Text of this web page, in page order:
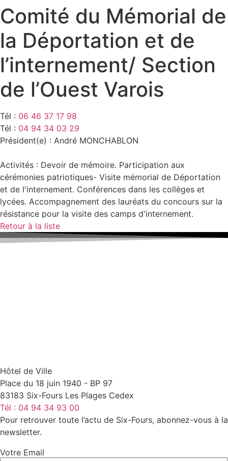
Comité du Mémorial de
la Déportation et de
l’internement/ Section
de l’Ouest Varois
Tél : 06 46 37 17 98
Tél : 04 94 34 03 29
Président(e) : André MONCHABLON
Activités : Devoir de mémoire. Participation aux
cérémonies patriotiques- Visite mémorial de Déportation
et de l'internement. Conférences dans les collèges et
lycées. Accompagnement des lauréats du concours sur la
résistance pour la visite des camps d'internement.
Retour à la liste
Hôtel de Ville
Place du 18 juin 1940 - BP 97
83183 Six-Fours Les Plages Cedex
Tél : 04 94 34 93 00
Pour retrouver toute l’actu de Six-Fours, abonnez-vous à la
newsletter.
Votre Email